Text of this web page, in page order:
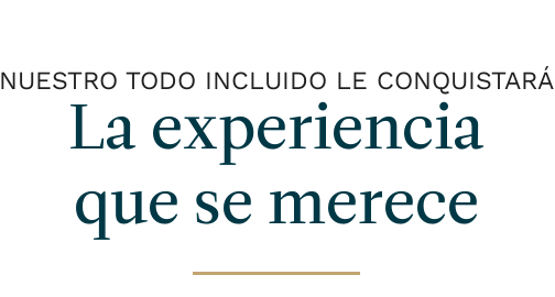
NUESTRO TODO INCLUIDO LE CONQUISTARÁ
La experiencia
que se merece